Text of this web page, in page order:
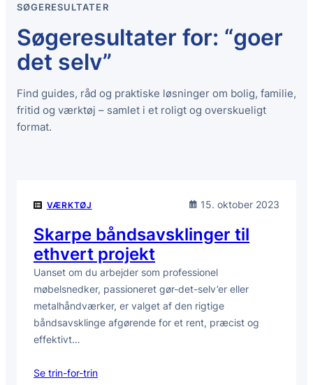
SØGERESULTATER
Søgeresultater for: “goer
det selv”
Find guides, råd og praktiske løsninger om bolig, familie,
fritid og værktøj – samlet i et roligt og overskueligt
format.
VÆRKTØJ 15. oktober 2023
Skarpe båndsavsklinger til
ethvert projekt
Uanset om du arbejder som professionel
møbelsnedker, passioneret gør-det-selv’er eller
metalhåndværker, er valget af den rigtige
båndsavsklinge afgørende for et rent, præcist og
effektivt…
Se trin-for-trin